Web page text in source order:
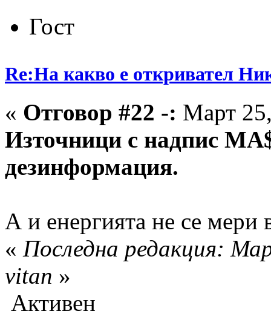
Гост
Re:На какво е откривател
« Отговор #22 -: Март
Източници с надпис
дезинформация.
А и енергията не се мери
« Последна редакция:
vitan »
Активен